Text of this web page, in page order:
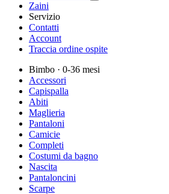
Zaini
Servizio
Contatti
Account
Traccia ordine ospite
Bimbo · 0-36 mesi
Accessori
Capispalla
Abiti
Maglieria
Pantaloni
Camicie
Completi
Costumi da bagno
Nascita
Pantaloncini
Scarpe